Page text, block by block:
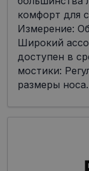
комфорт для
Измерение:
Широкий
доступен в
мостики:
размеры носа.